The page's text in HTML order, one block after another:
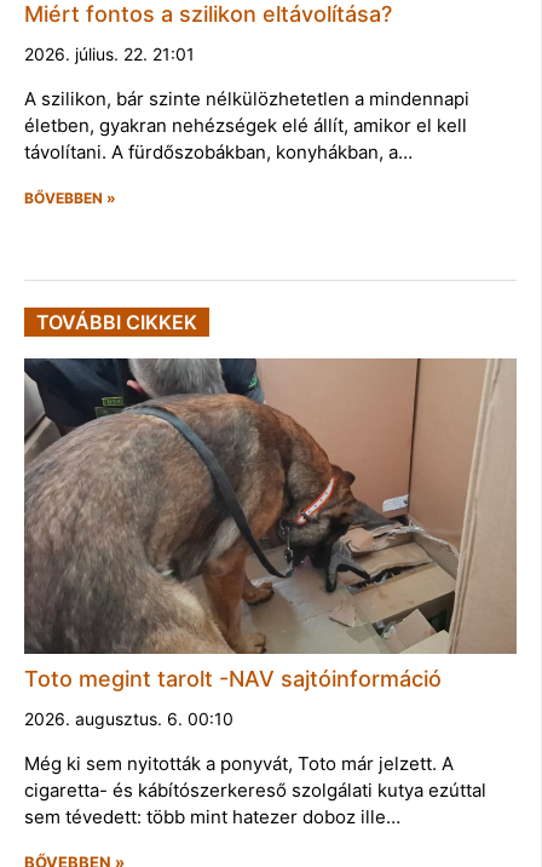
Miért fontos a szilikon eltávolítása?
2026. július. 22. 21:01
A szilikon, bár szinte nélkülözhetetlen a mindennapi
életben, gyakran nehézségek elé állít, amikor el kell
távolítani. A fürdőszobákban, konyhákban, a…
BŐVEBBEN »
TOVÁBBI CIKKEK
Toto megint tarolt -NAV sajtóinformáció
2026. augusztus. 6. 00:10
Még ki sem nyitották a ponyvát, Toto már jelzett. A
cigaretta- és kábítószerkereső szolgálati kutya ezúttal
sem tévedett: több mint hatezer doboz ille…
BŐVEBBEN »